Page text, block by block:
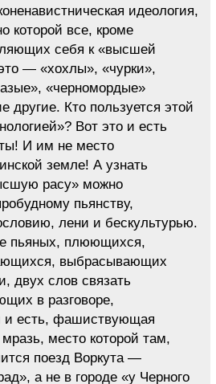
идеология,
которой все, кроме
себя к «высшей
— «хохлы», «чурки»,
«черномордые»
другие. Кто пользуется этой
Вот это и есть
И им не место
земле! А узнать
расу» можно
пьянству,
лени и бескультурью.
пьяных, плюющихся,
выбрасывающих
двух слов связать
в разговоре,
и есть, фашиствующая
мразь, место которой там,
поезд Воркута —
а не в городе «у Черного